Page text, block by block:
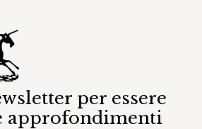
per essere
approfondimenti